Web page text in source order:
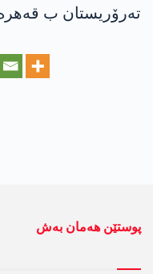
تەرۆریستان ب
پوستێن ھەمان بەش